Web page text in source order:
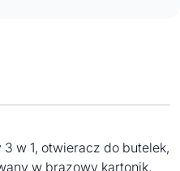
w 1, otwieracz do butelek,
w brązowy kartonik,